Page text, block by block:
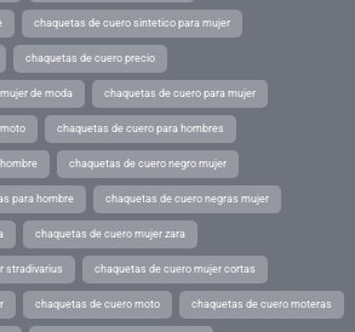
chaquetas de cuero sintetico para mujer
chaquetas de cuero precio
de moda chaquetas de cuero para mujer
chaquetas de cuero para hombres
chaquetas de cuero negro mujer
para hombre chaquetas de cuero negras mujer
chaquetas de cuero mujer zara
stradivarius chaquetas de cuero mujer cortas
chaquetas de cuero moto chaquetas de cuero moteras